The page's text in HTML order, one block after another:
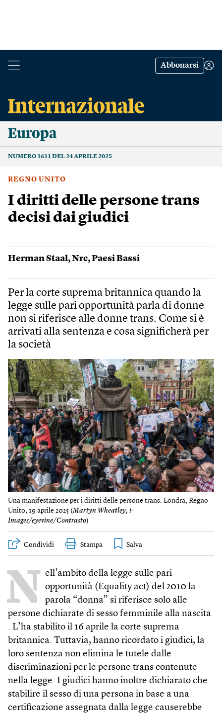
Abbonarsi
Europa
NUMERO 1611 DEL 24 APRILE 2025
REGNO UNITO
I diritti delle persone trans
decisi dai giudici
Herman Staal,Nrc,Paesi Bassi
Per la corte suprema britannica quando la
legge sulle pari opportunità parla di donne
non si riferisce alle donne trans. Come si è
arrivati alla sentenza e cosa significherà per
la società
Una manifestazione per i diritti delle persone trans. Londra, Regno
Unito, 19 aprile 2025 (Martyn Wheatley, i-
Images/eyevine/Contrasto)
Condividi Stampa
N ell’ambito della legge sulle pari
opportunità (Equality act) del 2010 la
parola “donna” si riferisce solo alle
persone dichiarate di sesso femminile alla nascita
. L’ha stabilito il 16 aprile la corte suprema
britannica. Tuttavia, hanno ricordato i giudici, la
loro sentenza non elimina le tutele dalle
discriminazioni per le persone trans contenute
nella legge. I giudici hanno inoltre dichiarato che
stabilire il sesso di una persona in base a una
certificazione assegnata dalla legge causerebbe